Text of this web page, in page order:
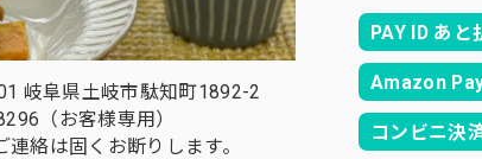
岐阜県土岐市駄知町1892-2
（お客様専用）
絡は固くお断りします。
PAY ID あと
Amazon
コンビニ決